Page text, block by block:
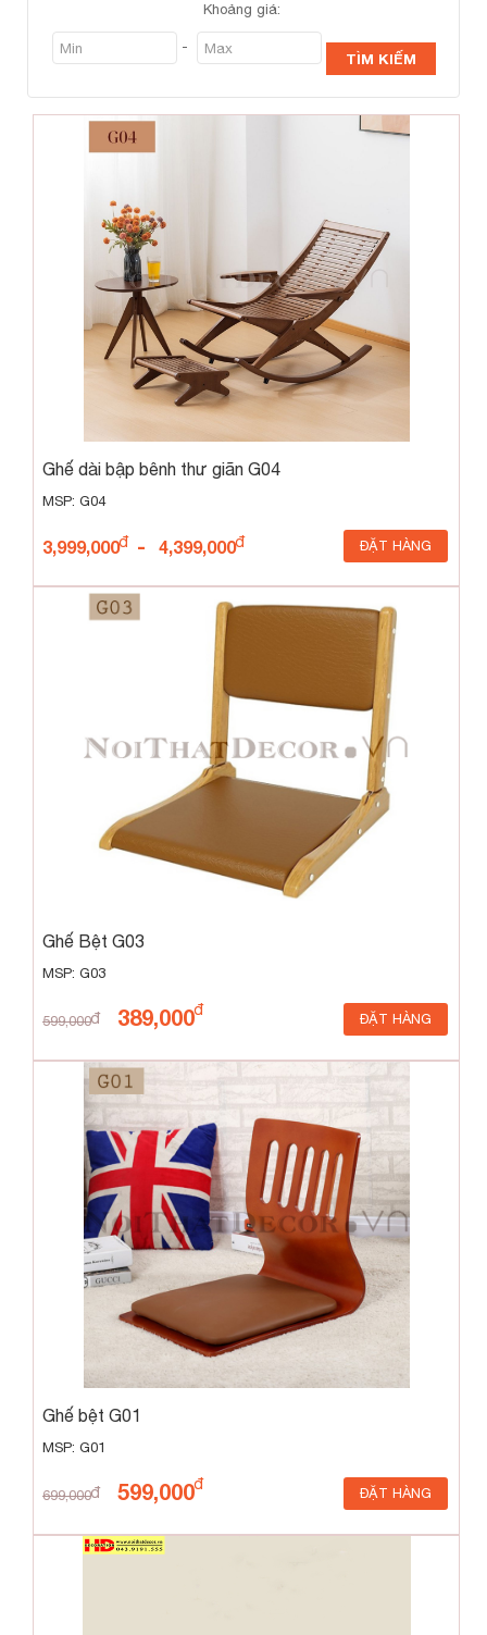
Khoảng giá:
-
TÌM KIẾM
Ghế dài bập bênh thư giãn G04
MSP: G04
3,999,000 - 4,399,000 ĐẶT HÀNG
Ghế Bệt G03
MSP: G03
599,000 389,000 ĐẶT HÀNG
Ghế bệt G01
MSP: G01
699,000 599,000 ĐẶT HÀNG